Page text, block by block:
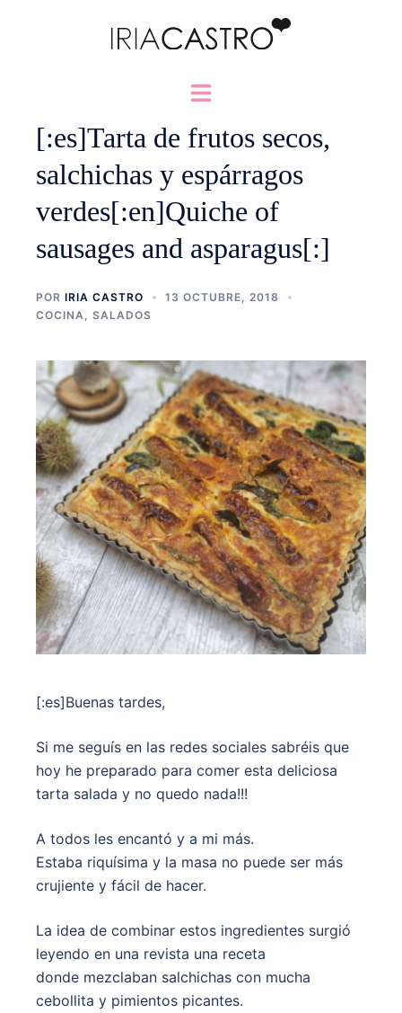
Alternar
[:es]Tarta de frutos secos,
salchichas y espárragos
verdes[:en]Quiche of
sausages and asparagus[:]
POR IRIA CASTRO
13 OCTUBRE, 2018
COCINA
SALADOS
[:es]Buenas tardes,
Si me seguís en las redes sociales sabréis que
hoy he preparado para comer esta deliciosa
tarta salada y no quedo nada!!!
A todos les encantó y a mi más.
Estaba riquísima y la masa no puede ser más
crujiente y fácil de hacer.
La idea de combinar estos ingredientes surgió
leyendo en una revista una receta
donde mezclaban salchichas con mucha
cebollita y pimientos picantes.